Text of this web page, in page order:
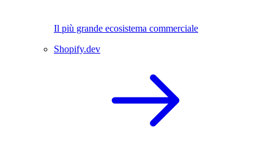
Il più grande ecosistema commerciale
Shopify.dev